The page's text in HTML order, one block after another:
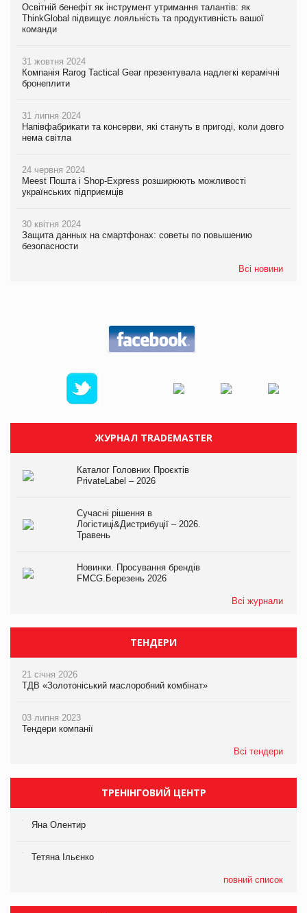
Освітній бенефіт як інструмент утримання талантів: як
ThinkGlobal підвищує лояльність та продуктивність вашої
команди
31 жовтня 2024
Компанія Rarog Tactical Gear презентувала надлегкі керамічні
бронеплити
31 липня 2024
Напівфабрикати та консерви, які стануть в пригоді, коли довго
нема світла
24 червня 2024
Meest Пошта і Shop-Express розширюють можливості
українських підприємців
30 квітня 2024
Защита данных на смартфонах: советы по повышению
безопасности
Всі новини
ЖУРНАЛ TRADEMASTER
Каталог Головних Проєктів
PrivateLabel – 2026
Сучасні рішення в
Логістиці&Дистрибуції – 2026.
Травень
Новинки. Просування брендів
FMCG.Березень 2026
Всі журнали
ТЕНДЕРИ
21 січня 2026
ТДВ «Золотоніський маслоробний комбінат»
03 липня 2023
Тендери компанії
Всі тендери
ТРЕНІНГОВИЙ ЦЕНТР
Яна Олентир
Тетяна Ільєнко
повний список